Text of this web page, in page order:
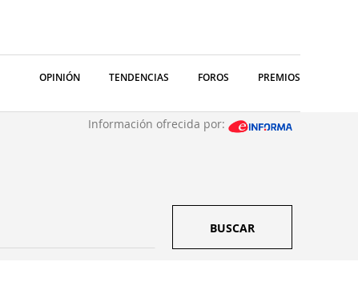
OPINIÓN TENDENCIAS FOROS PREMIOS
Información ofrecida por:
BUSCAR